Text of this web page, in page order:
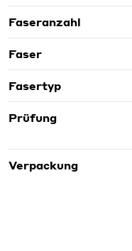
Faseranzahl
Faser
Fasertyp
Prüfung
Verpackung